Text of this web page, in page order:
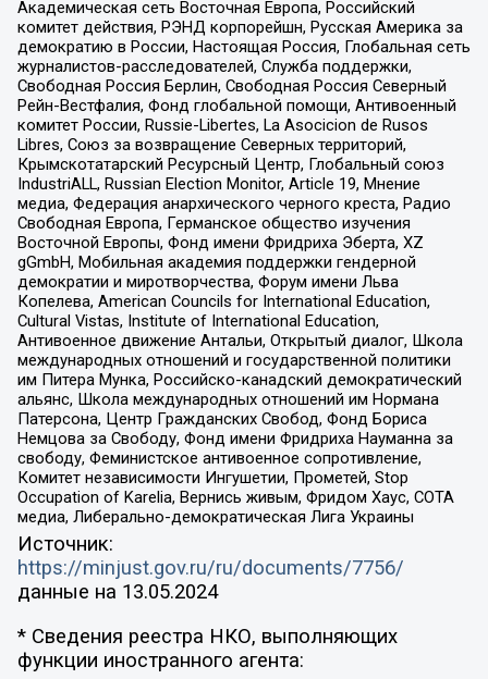
Академическая сеть Восточная Европа, Российский
комитет действия, РЭНД корпорейшн, Русская Америка за
демократию в России, Настоящая Россия, Глобальная сеть
журналистов-расследователей, Служба поддержки,
Свободная Россия Берлин, Свободная Россия Северный
Рейн-Вестфалия, Фонд глобальной помощи, Антивоенный
комитет России, Russie-Libertes, La Asocicion de Rusos
Libres, Союз за возвращение Северных территорий,
Крымскотатарский Ресурсный Центр, Глобальный союз
IndustriALL, Russian Election Monitor, Article 19, Мнение
медиа, Федерация анархического черного креста, Радио
Свободная Европа, Германское общество изучения
Восточной Европы, Фонд имени Фридриха Эберта, XZ
gGmbH, Мобильная академия поддержки гендерной
демократии и миротворчества, Форум имени Льва
Копелева, American Councils for International Education,
Cultural Vistas, Institute of International Education,
Антивоенное движение Антальи, Открытый диалог, Школа
международных отношений и государственной политики
им Питера Мунка, Российско-канадский демократический
альянс, Школа международных отношений им Нормана
Патерсона, Центр Гражданских Свобод, Фонд Бориса
Немцова за Свободу, Фонд имени Фридриха Науманна за
свободу, Феминистское антивоенное сопротивление,
Комитет независимости Ингушетии, Прометей, Stop
Occupation of Karelia, Вернись живым, Фридом Хаус, СОТА
медиа, Либерально-демократическая Лига Украины
Источник:
https://minjust.gov.ru/ru/documents/7756/
данные на 13.05.2024
* Сведения реестра НКО, выполняющих
функции иностранного агента: